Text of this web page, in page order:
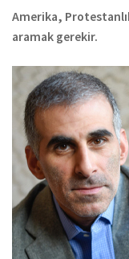
Amerika,
aramak gerekir.